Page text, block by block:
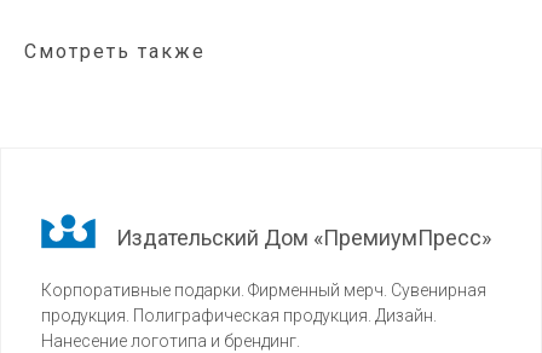
Смотреть также
Издательский Дом «ПремиумПресс»
Корпоративные подарки. Фирменный мерч. Сувенирная
продукция. Полиграфическая продукция. Дизайн.
Нанесение логотипа и брендинг.